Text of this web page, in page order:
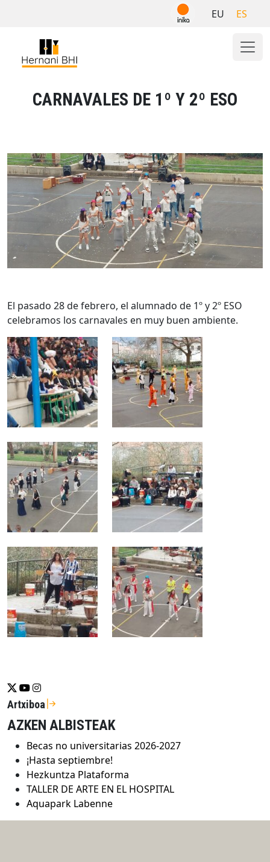
EU ES
CARNAVALES DE 1º Y 2º ESO
El pasado 28 de febrero, el alumnado de 1º y 2º ESO
celebramos los carnavales en muy buen ambiente.
Se abrirá nueva ventana-twitter
Se abrirá nueva ventana-youtube
Se abrirá nueva ventana-instragram
Artxiboa
AZKEN ALBISTEAK
Becas no universitarias 2026-2027
¡Hasta septiembre!
Hezkuntza Plataforma
TALLER DE ARTE EN EL HOSPITAL
Aquapark Labenne